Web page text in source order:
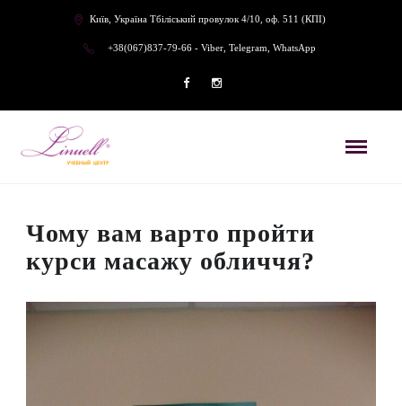
Київ, Україна Тбіліський провулок 4/10, оф. 511 (КПІ)
+38(067)837-79-66 - Viber, Telegram, WhatsApp
Чому вам варто пройти
курси масажу обличчя?